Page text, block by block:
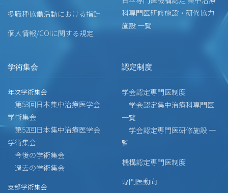
多職種協働活動における指針
個人情報/COIに関する規定
科専門医研修施設・研修協力
施設 一覧
学術集会
年次学術集会
第53回日本集中治療医学会
学術集会
第52回日本集中治療医学会
学術集会
今後の学術集会
過去の学術集会
支部学術集会
認定制度
学会認定専門医制度
学会認定集中治療科専門医
一覧
学会認定専門医研修施設 一
覧
機構認定専門医制度
専門医動向